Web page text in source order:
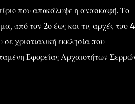
που αποκάλυψε η ανασκαφή. Το
από τον 2ο έως και τις αρχές του
χριστιανική εκκλησία που
Εφορείας Αρχαιοτήτων